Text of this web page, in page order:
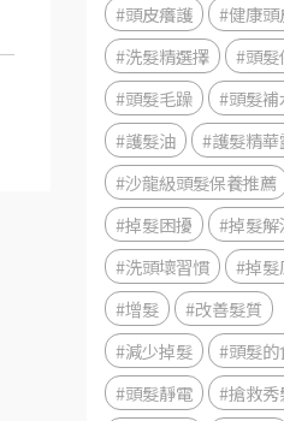
#頭皮癢護
#健康頭
#洗髮精選擇
#頭髮
#頭髮毛躁
#頭髮補
#護髮油
#護髮精華
#沙龍級頭髮保養推薦
#掉髮困擾
#掉髮
#洗頭壞習慣
#掉髮
#增髮
#改善髮質
#減少掉髮
#頭髮的
#頭髮靜電
#搶救秀